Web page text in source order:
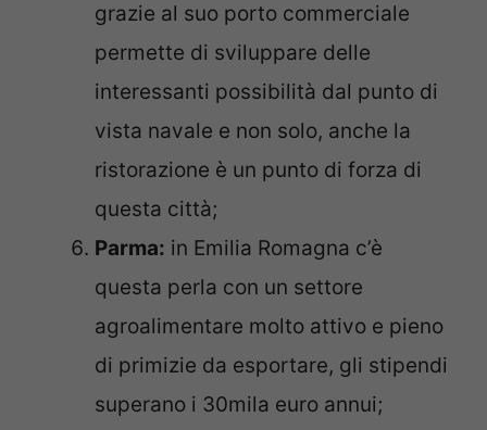
grazie al suo porto commerciale
permette di sviluppare delle
interessanti possibilità dal punto di
vista navale e non solo, anche la
ristorazione è un punto di forza di
questa città;
Parma: in Emilia Romagna c’è
questa perla con un settore
agroalimentare molto attivo e pieno
di primizie da esportare, gli stipendi
superano i 30mila euro annui;